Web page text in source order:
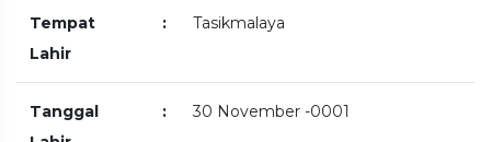
Tempat
Lahir
: Tasikmalaya
Tanggal
: 30 November -0001